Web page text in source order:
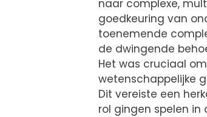
naar complexe,
goedkeuring van
toenemende
de dwingende
Het was cruciaal
wetenschappelijke
Dit vereiste een
rol gingen spelen in